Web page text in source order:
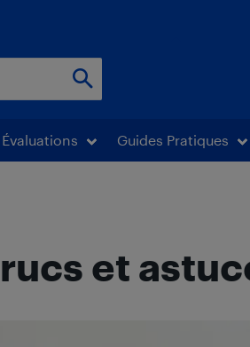
Évaluations Guides Pratiques
et